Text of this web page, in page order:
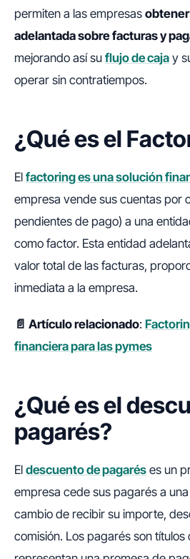
permiten a las empresas
adelantada sobre facturas y
mejorando así su flujo de caja y
operar sin contratiempos.
¿Qué es el
El factoring es una solución
empresa vende sus cuentas por
pendientes de pago) a una
como factor. Esta entidad
valor total de las facturas,
inmediata a la empresa.
📄 Artículo relacionado:
financiera para las pymes
¿Qué es el
pagarés?
El descuento de pagarés es un
empresa cede sus pagarés a
cambio de recibir su importe,
comisión. Los pagarés son